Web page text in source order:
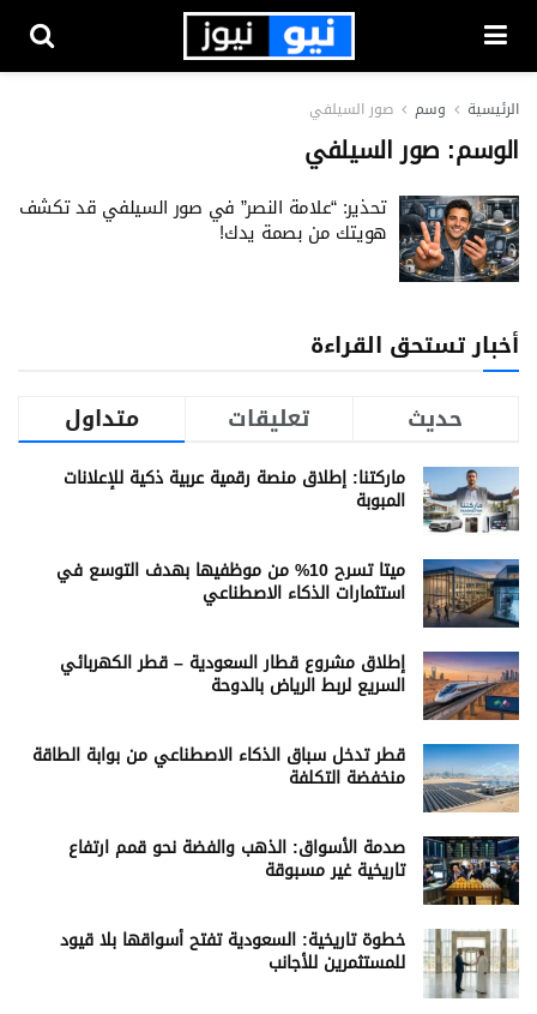
الرئيسية وسم صور السيلفي
الوسم: صور السيلفي
تحذير: “علامة النصر” في صور السيلفي قد تكشف
هويتك من بصمة يدك!
أخبار تستحق القراءة
متداول
تعليقات حديث
ماركتنا: إطلاق منصة رقمية عربية ذكية للإعلانات
المبوبة
ميتا تسرح 10% من موظفيها بهدف التوسع في
استثمارات الذكاء الاصطناعي
إطلاق مشروع قطار السعودية – قطر الكهربائي
السريع لربط الرياض بالدوحة
قطر تدخل سباق الذكاء الاصطناعي من بوابة الطاقة
منخفضة التكلفة
صدمة الأسواق: الذهب والفضة نحو قمم ارتفاع
تاريخية غير مسبوقة
خطوة تاريخية: السعودية تفتح أسواقها بلا قيود
للمستثمرين للأجانب